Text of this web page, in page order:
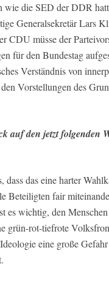
wie die SED der DDR
Generalsekretär Lars
CDU müsse der
für den Bundestag
Verständnis von
Vorstellungen des
auf den jetzt folgenden
dass das eine harter
Beteiligten fair
es wichtig, den
grün-rot-tiefrote
eine große